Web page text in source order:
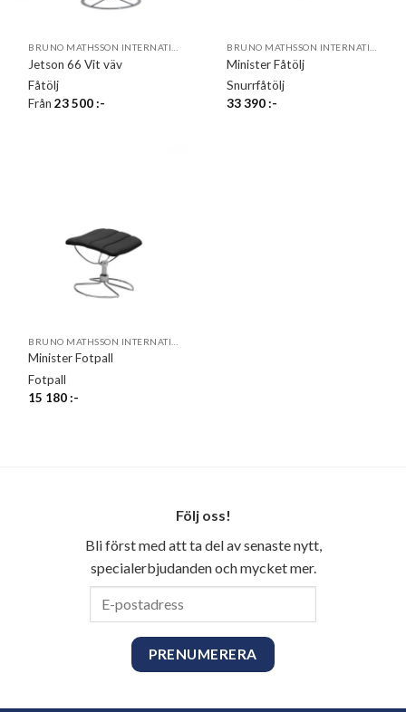
Jetson 66 Vit väv
Fåtölj
Från23 500:-
Minister Fåtölj
Snurrfåtölj
33 390:-
Minister Fotpall
Fotpall
15 180:-
Följ oss!
Bli först med att ta del av senaste nytt,
specialerbjudanden och mycket mer.